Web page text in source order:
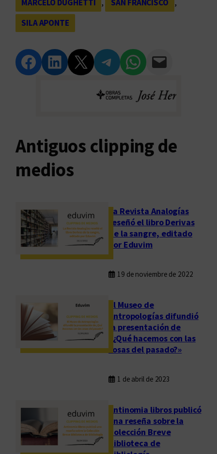
MARCELO DUGHETTI
, SAN FRANCISCO
,
SILA APONTE
Compartir en Facebook Compartir en LinkedIn Compartir en Twitter Compartir en Telegram Compartir en WhatsApp Compartir vía Email
Antiguos clipping de
medios
La Revista Analogías
reseñó el libro Derivas
de la sangre, editado
por Eduvim
19 de noviembre de 2022
El Museo de
Antropologías difundió
la presentación de
«¿Qué hacemos con las
cosas del pasado?»
1 de abril de 2023
Antinomia libros publicó
una reseña sobre la
Colección Breve
Biblioteca de